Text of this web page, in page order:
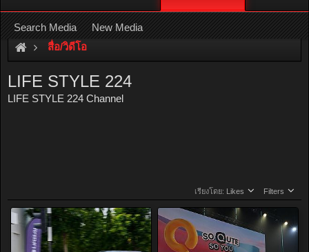
หรืออ่านรายละเอียดเพิ่มเติม คลิกที่นี่
สื่อ/วิดีโอ
LIFE STYLE 224
LIFE STYLE 224 Channel
เรียงโดย: Likes Filters
Search Media New Media